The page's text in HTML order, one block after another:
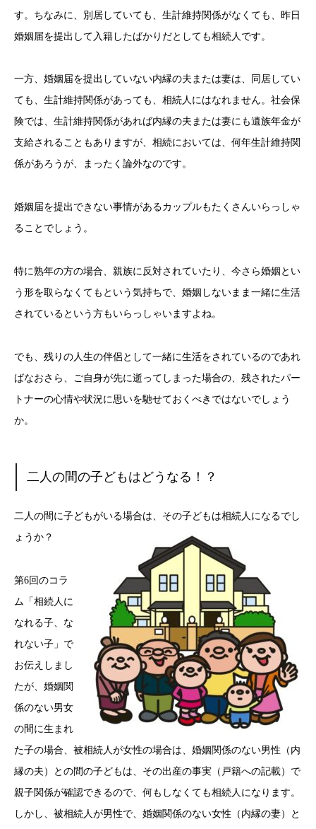
す。ちなみに、別居していても、生計維持関係がなくても、昨日
婚姻届を提出して入籍したばかりだとしても相続人です。
一方、婚姻届を提出していない内縁の夫または妻は、同居してい
ても、生計維持関係があっても、相続人にはなれません。社会保
険では、生計維持関係があれば内縁の夫または妻にも遺族年金が
支給されることもありますが、相続においては、何年生計維持関
係があろうが、まったく論外なのです。
婚姻届を提出できない事情があるカップルもたくさんいらっしゃ
ることでしょう。
特に熟年の方の場合、親族に反対されていたり、今さら婚姻とい
う形を取らなくてもという気持ちで、婚姻しないまま一緒に生活
されているという方もいらっしゃいますよね。
でも、残りの人生の伴侶として一緒に生活をされているのであれ
ばなおさら、ご自身が先に逝ってしまった場合の、残されたパー
トナーの心情や状況に思いを馳せておくべきではないでしょう
か。
二人の間の子どもはどうなる！？
二人の間に子どもがいる場合は、その子どもは相続人になるでし
ょうか？
第6回のコラ
ム「相続人に
なれる子、な
れない子」で
お伝えしまし
たが、婚姻関
係のない男女
の間に生まれ
た子の場合、被相続人が女性の場合は、婚姻関係のない男性（内
縁の夫）との間の子どもは、その出産の事実（戸籍への記載）で
親子関係が確認できるので、何もしなくても相続人になります。
しかし、被相続人が男性で、婚姻関係のない女性（内縁の妻）と